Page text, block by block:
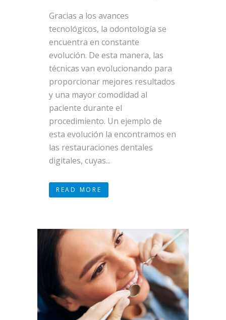
Gracias a los avances
tecnológicos, la odontología se
encuentra en constante
evolución. De esta manera, las
técnicas van evolucionando para
proporcionar mejores resultados
y una mayor comodidad al
paciente durante el
procedimiento. Un ejemplo de
esta evolución la encontramos en
las restauraciones dentales
digitales, cuyas...
READ MORE